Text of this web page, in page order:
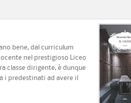
bene, dal curriculum
nel prestigioso Liceo
classe dirigente, è dunque
i predestinati ad avere il